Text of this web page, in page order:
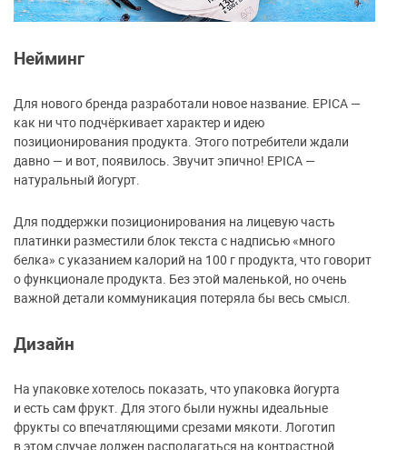
Нейминг
Для нового бренда разработали новое название. EPICA —
как ни что подчёркивает характер и идею
позиционирования продукта. Этого потребители ждали
давно — и вот, появилось. Звучит эпично! EPICA —
натуральный йогурт.
Для поддержки позиционирования на лицевую часть
платинки разместили блок текста с надписью «много
белка» с указанием калорий на 100 г продукта, что говорит
о функционале продукта. Без этой маленькой, но очень
важной детали коммуникация потеряла бы весь смысл.
Дизайн
На упаковке хотелось показать, что упаковка йогурта
и есть сам фрукт. Для этого были нужны идеальные
фрукты со впечатляющими срезами мякоти. Логотип
в этом случае должен располагаться на контрастной